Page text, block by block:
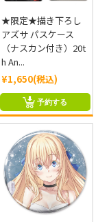
★限定★描き下ろし
アズサ パスケース
（ナスカン付き）20t
h An...
¥1,650(税込)
予約する